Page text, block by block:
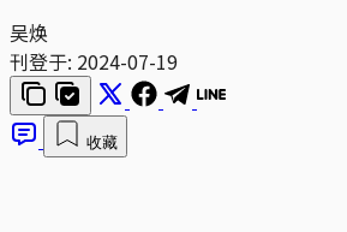
吴焕
刊登于: 2024-07-19
收藏